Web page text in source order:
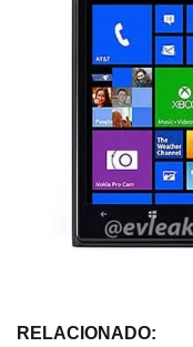
RELACIONADO: